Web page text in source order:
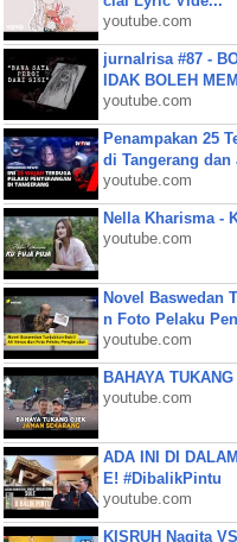
youtube.com
jurnalrisa #87 -
IDAK BOLEH
youtube.com
Penampakan 25
di Tangerang dan
youtube.com
Nella Kharisma -
youtube.com
Novel Baswedan
n Foto Pelaku
youtube.com
BAHAYA
youtube.com
ADA INI DI
E! #DibalikPintu
youtube.com
KISRUH Nagita